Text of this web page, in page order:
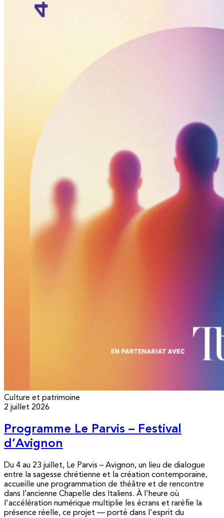
Culture et patrimoine
2 juillet 2026
Programme Le Parvis – Festival
d’Avignon
Du 4 au 23 juillet, Le Parvis – Avignon, un lieu de dialogue
entre la sagesse chrétienne et la création contemporaine,
accueille une programmation de théâtre et de rencontre
dans l’ancienne Chapelle des Italiens. À l'heure où
l'accélération numérique multiplie les écrans et raréfie la
présence réelle, ce projet — porté dans l'esprit du